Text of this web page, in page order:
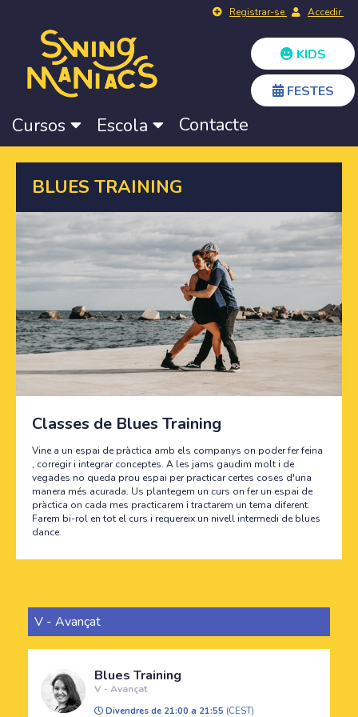
Registrar-se Accedir
KIDS
FESTES
Cursos Escola Contacte
BLUES TRAINING
Classes de Blues Training
Vine a un espai de pràctica amb els companys on poder fer feina
, corregir i integrar conceptes. A les jams gaudim molt i de
vegades no queda prou espai per practicar certes coses d'una
manera més acurada. Us plantegem un curs on fer un espai de
pràctica on cada mes practicarem i tractarem un tema diferent.
Farem bi-rol en tot el curs i requereix un nivell intermedi de blues
dance.
V - Avançat
Blues Training
V - Avançat
Divendres de 21:00 a 21:55 (CEST)